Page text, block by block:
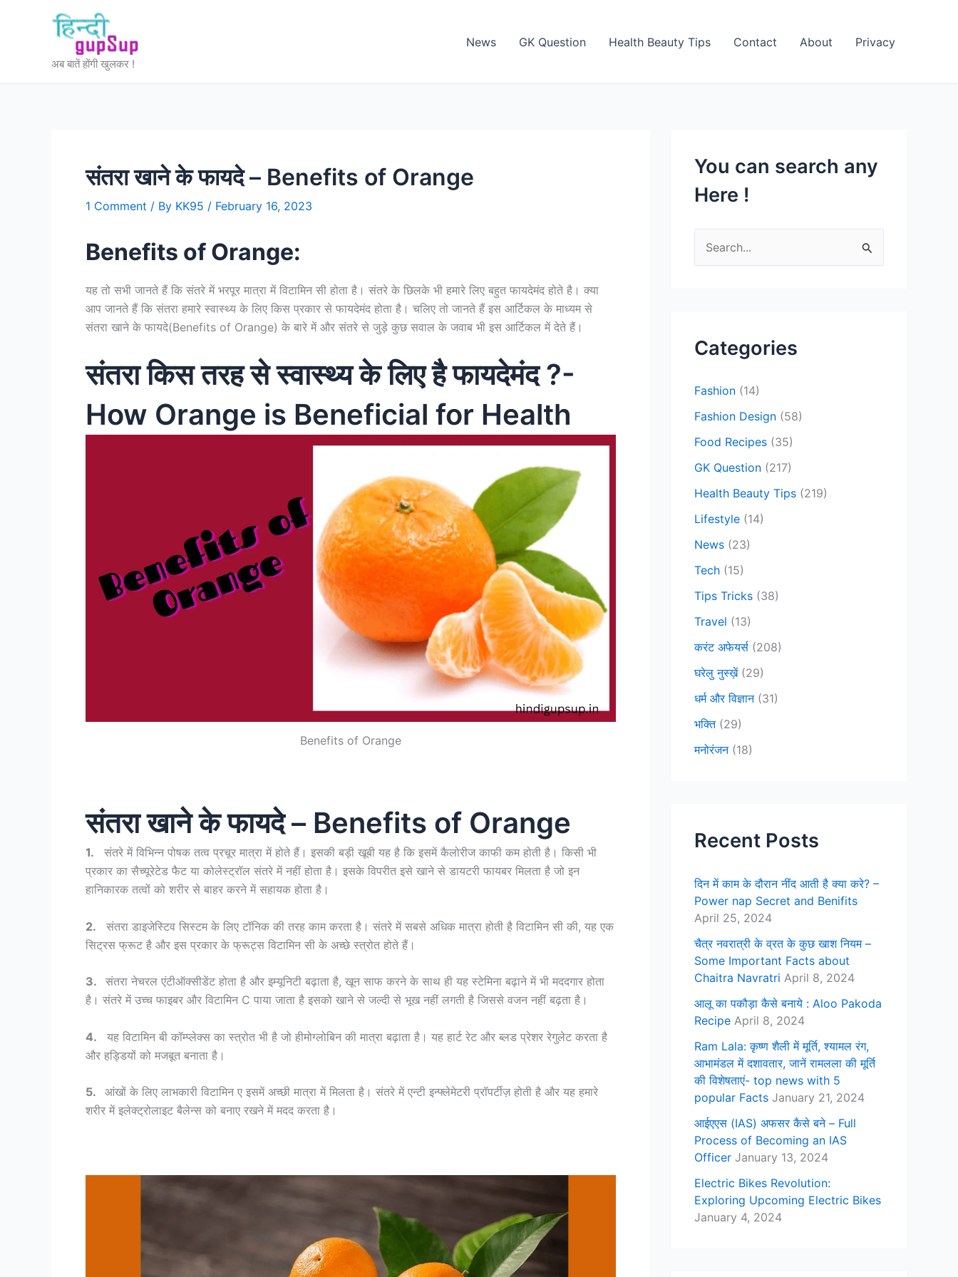
अब बातें होंगी खुलकर !
News GK Question Health Beauty Tips Contact About Privacy
संतरा खाने के फायदे – Benefits of Orange
1 Comment / By KK95 / February 16, 2023
Benefits of Orange:
यह तो सभी जानते हैं कि संतरे में भरपूर मात्रा में विटामिन सी होता है। संतरे के छिलके भी हमारे लिए बहुत फायदेमंद होते है। क्या
आप जानते हैं कि संतरा हमारे स्वास्थ्य के लिए किस प्रकार से फायदेमंद होता है। चलिए तो जानते हैं इस आर्टिकल के माध्यम से
संतरा खाने के फायदे(Benefits of Orange) के बारे में और संतरे से जुड़े कुछ सवाल के जवाब भी इस आर्टिकल में देते हैं।
संतरा किस तरह से स्वास्थ्य के लिए है फायदेमंद ?-
How Orange is Beneficial for Health
Benefits of Orange
संतरा खाने के फायदे – Benefits of Orange
1.
संतरे में विभिन्न पोषक तत्व प्रचूर मात्रा में होते हैं। इसकी बड़ी खूबी यह है कि इसमें कैलोरीज काफी कम होती है। किसी भी
प्रकार का सैच्यूरेटेड फैट या कोलेस्ट्रॉल संतरे में नहीं होता है। इसके विपरीत इसे खाने से डायटरी फायबर मिलता है जो इन
हानिकारक तत्वों को शरीर से बाहर करने में सहायक होता है।
2.
संतरा डाइजेस्टिव सिस्टम के लिए टॉनिक की तरह काम करता है। संतरे में सबसे अधिक मात्रा होती है विटामिन सी की, यह एक
सिट्रस फ्रूट है और इस प्रकार के फ्रूट्स विटामिन सी के अच्छे स्त्रोत होते हैं।
3. संतरा नेचरल एंटीऑक्सीडेंट होता है और इम्यूनिटी बढ़ाता है, खून साफ करने के साथ ही यह स्टेमिना बढ़ाने में भी मददगार होता
है। संतरे में उच्च फाइबर और विटामिन C पाया जाता है इसको खाने से जल्दी से भूख नहीं लगती है जिससे वजन नहीं बढ़ता है।
4.
यह विटामिन बी कॉम्प्लेक्स का स्त्रोत भी है जो हीमोग्लोबिन की मात्रा बढ़ाता है। यह हार्ट रेट और ब्लड प्रेशर रेगुलेट करता है
और हड्डियों को मजबूत बनाता है।
5. आंखों के लिए लाभकारी विटामिन ए इसमें अच्छी मात्रा में मिलता है। संतरे में एन्टी इन्फ्लेमेटरी प्रॉपर्टीज़ होती है और यह हमारे
शरीर में इलेक्ट्रोलाइट बैलेन्स को बनाए रखने में मदद करता है।
You can search any
Here !
e
h
o
r
:
Categories
Fashion (14)
Fashion Design (58)
Food Recipes (35)
GK Question (217)
Health Beauty Tips (219)
Lifestyle (14)
News (23)
Tech (15)
Tips Tricks (38)
Travel (13)
करंट अफेयर्स (208)
घरेलु नुस्ख़ें(29)
धर्म और विज्ञान(31)
भक्ति(29)
मनोरंजन(18)
Recent Posts
दिन में काम के दौरान नींद आती है क्या करे? –
Power nap Secret and Benifits
April 25, 2024
चैत्र नवरात्री के व्रत के कुछ खाश नियम –
Some Important Facts about
Chaitra Navratri April 8, 2024
आलू का पकौड़ा कैसे बनाये : Aloo Pakoda
Recipe April 8, 2024
Ram Lala: कृष्ण शैली में मूर्ति, श्यामल रंग,
आभामंडल में दशावतार, जानें रामलला की मूर्ति
की विशेषताएं- top news with 5
popular Facts January 21, 2024
आईएएस (IAS) अफसर कैसे बने – Full
Process of Becoming an IAS
Officer January 13, 2024
Electric Bikes Revolution:
Exploring Upcoming Electric Bikes
January 4, 2024